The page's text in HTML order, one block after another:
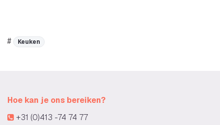
# Keuken
Hoe kan je ons bereiken?
+31 (0)413 -74 74 77